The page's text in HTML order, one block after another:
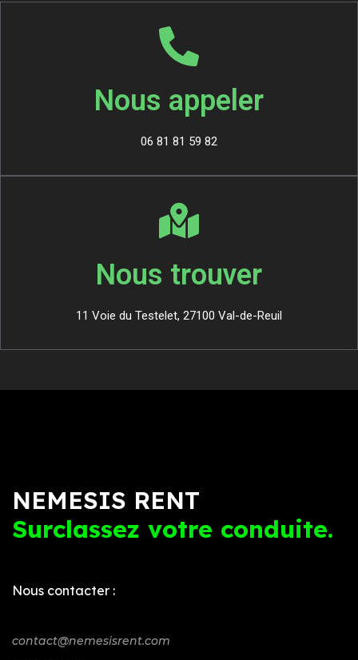
Nous appeler
06 81 81 59 82
Nous trouver
11 Voie du Testelet, 27100 Val-de-Reuil
NEMESIS RENT
Surclassez votre conduite.
Nous contacter :
contact@nemesisrent.com